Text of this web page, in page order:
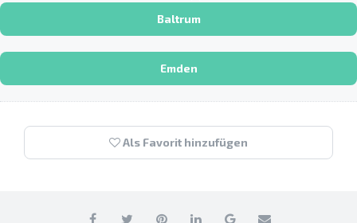
Baltrum
Emden
Als Favorit hinzufügen